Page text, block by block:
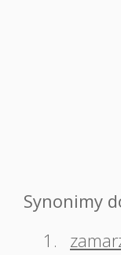
Synonimy
1.